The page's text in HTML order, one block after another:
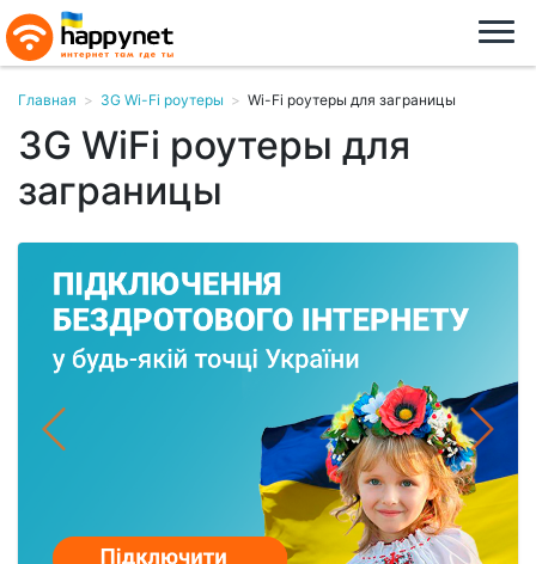
Главная > 3G Wi-Fi роутеры > Wi-Fi роутеры для заграницы
3G WiFi роутеры для
заграницы